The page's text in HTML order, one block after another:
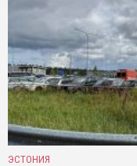
ЭСТОНИЯ